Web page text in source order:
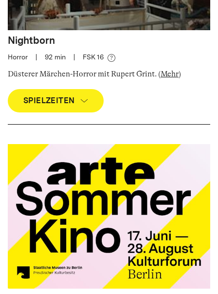
Nightborn
Horror 92 min FSK 16
Düsterer Märchen-Horror mit Rupert Grint. (Mehr)
SPIELZEITEN